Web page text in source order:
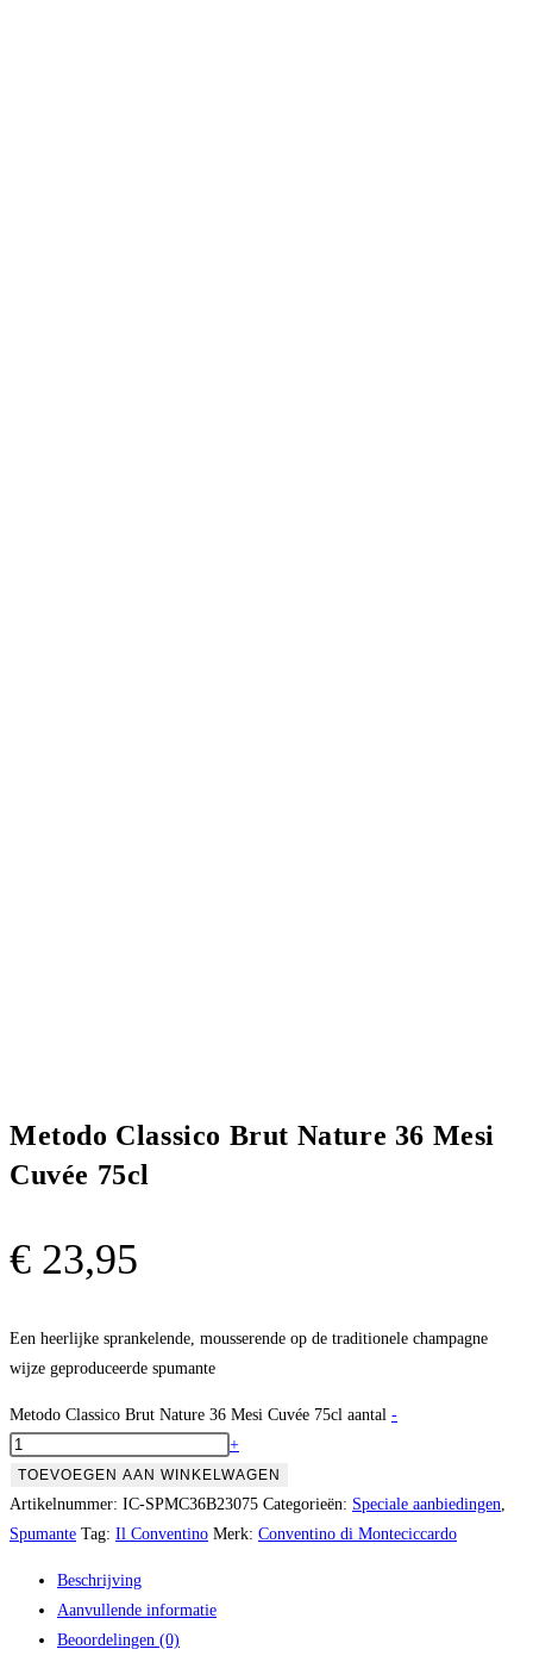
Metodo Classico Brut Nature 36 Mesi
Cuvée 75cl
€ 23,95
Een heerlijke sprankelende, mousserende op de traditionele champagne
wijze geproduceerde spumante
Metodo Classico Brut Nature 36 Mesi Cuvée 75cl aantal -
+
TOEVOEGEN AAN WINKELWAGEN
Artikelnummer: IC-SPMC36B23075 Categorieën: Speciale aanbiedingen
Spumante Tag: Il Conventino Merk: Conventino di Monteciccardo
Beschrijving
Aanvullende informatie
Beoordelingen (0)